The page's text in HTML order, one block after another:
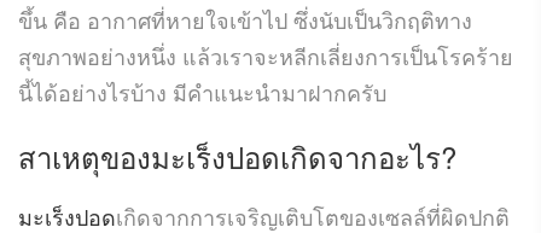
ขึ้น คือ อากาศที่หายใจเข้าไป ซึ่งนับเป็นวิกฤติทาง
สุขภาพอย่างหนึ่ง แล้วเราจะหลีกเลี่ยงการเป็นโรคร้าย
นี้ได้อย่างไรบ้าง มีคำแนะนำมาฝากครับ
สาเหตุของมะเร็งปอดเกิดจากอะไร?
มะเร็งปอดเกิดจากการเจริญเติบโตของเซลล์ที่ผิดปกติ